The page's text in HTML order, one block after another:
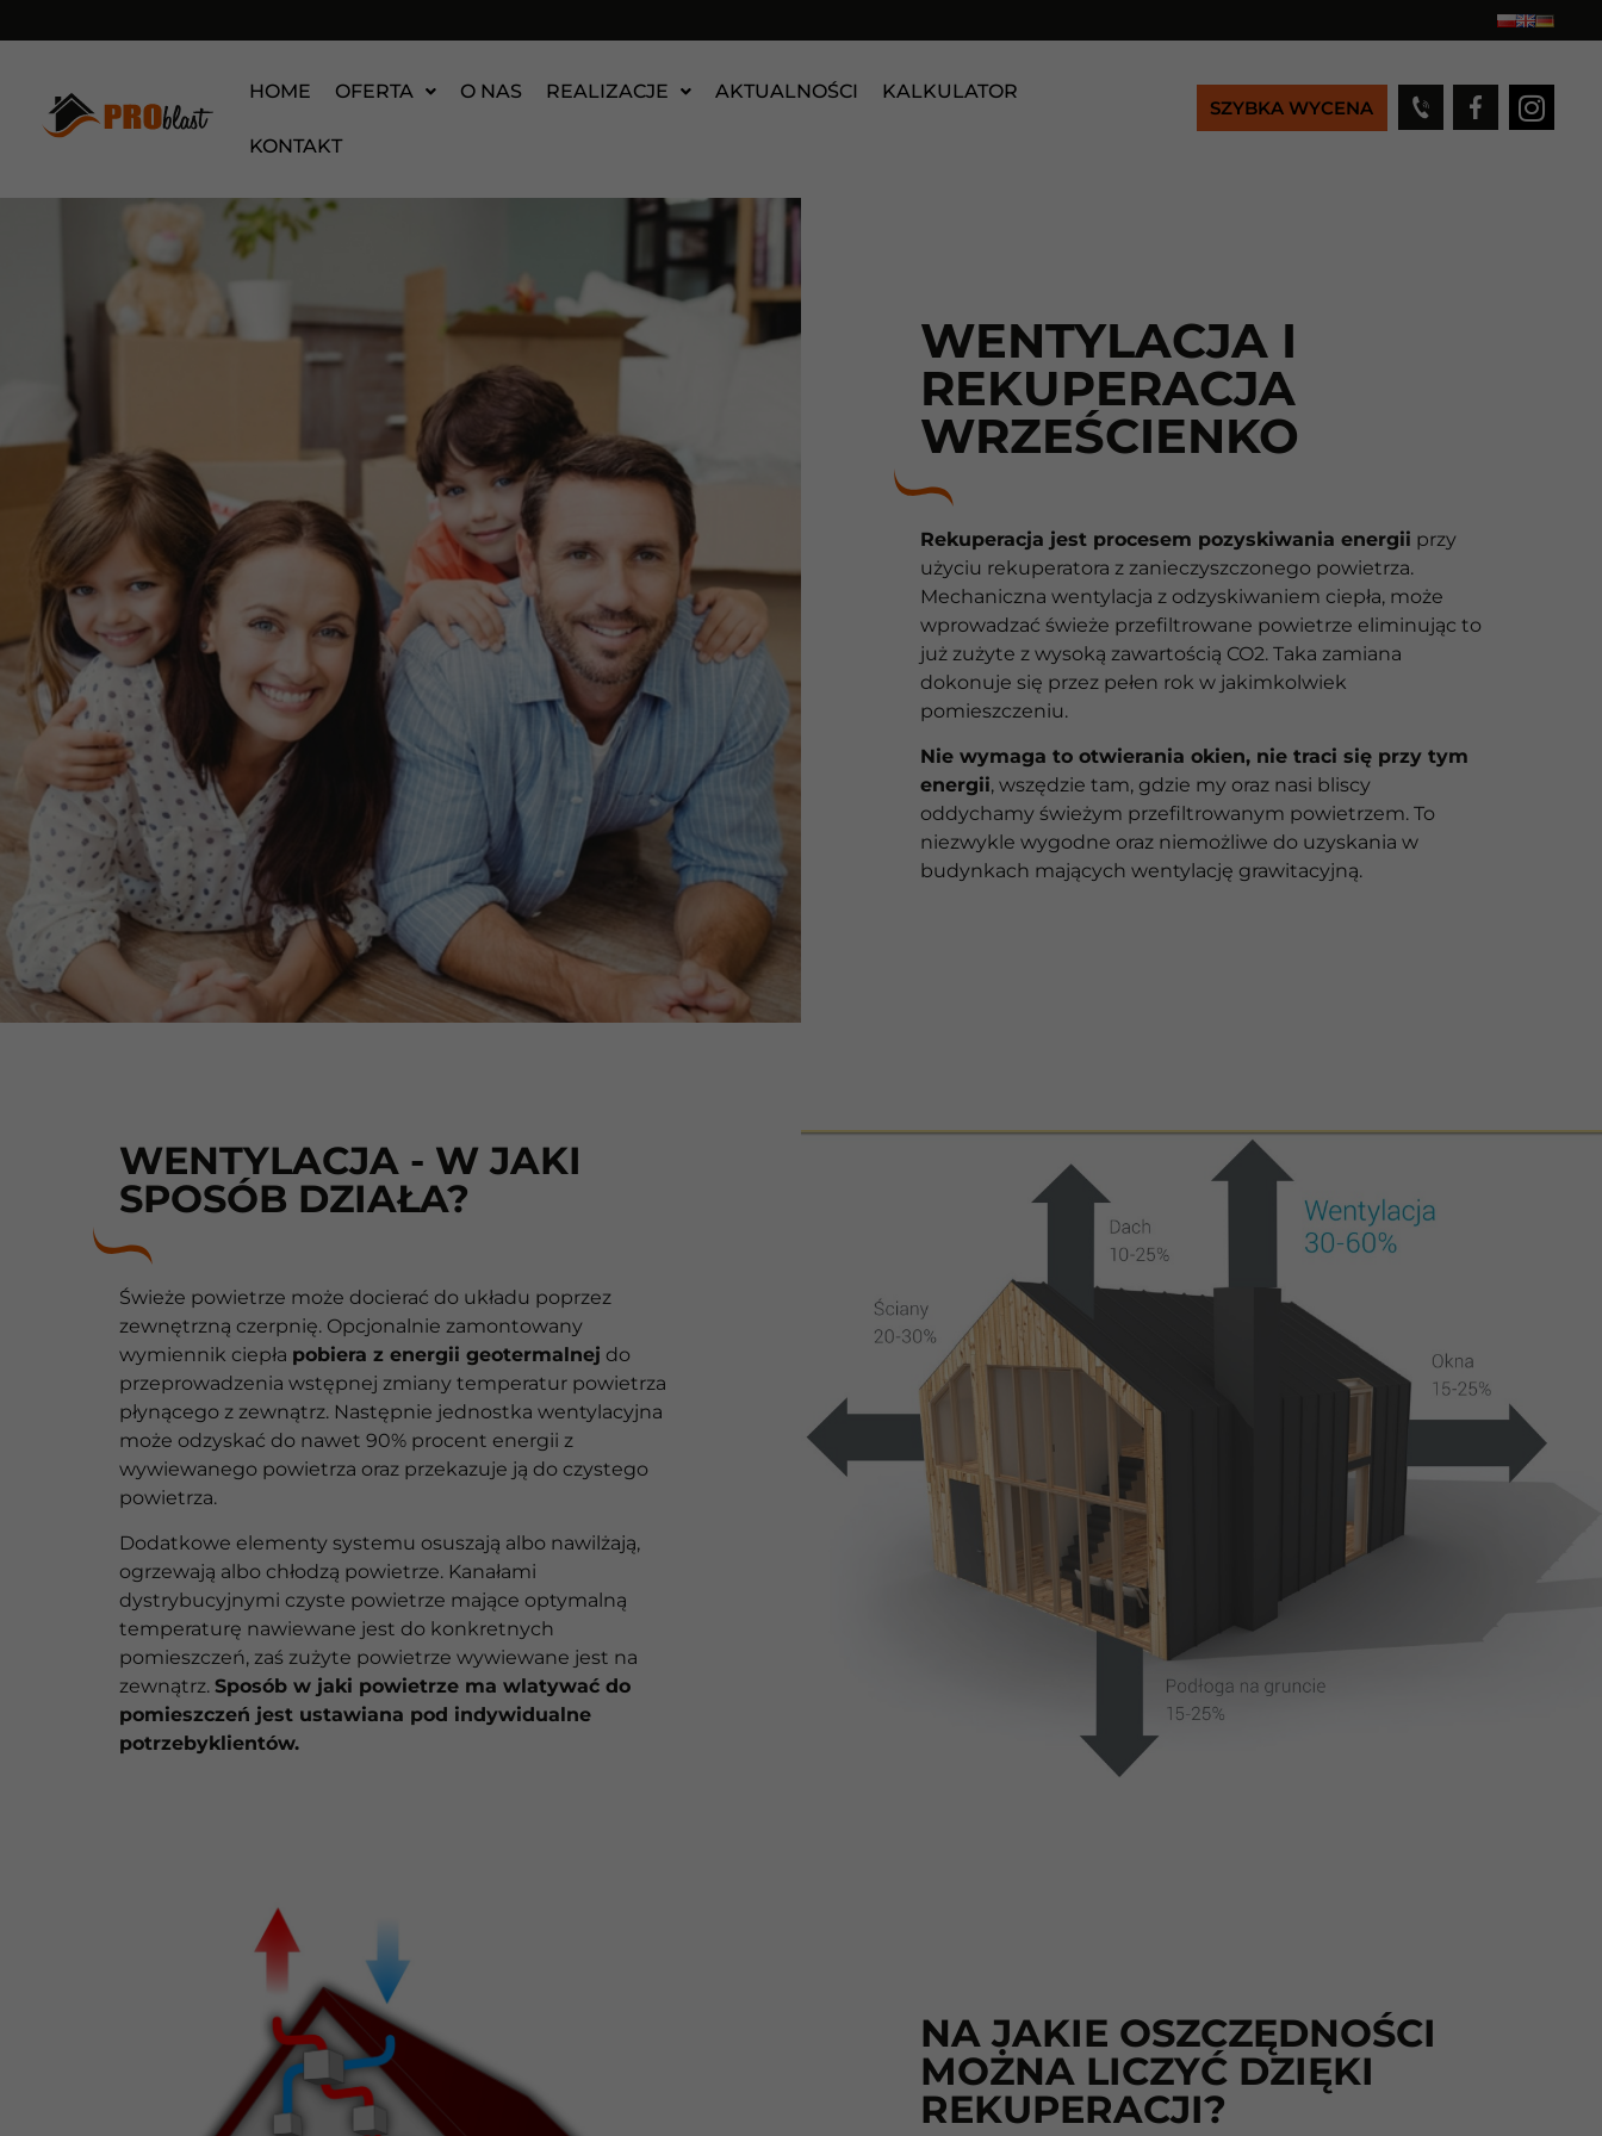
HOME OFERTA O NAS REALIZACJE AKTUALNOŚCI KALKULATOR
KONTAKT
SZYBKA WYCENA
WENTYLACJA I
REKUPERACJA
WRZEŚCIENKO
Rekuperacja jest procesem pozyskiwania energii przy
użyciu rekuperatora z zanieczyszczonego powietrza.
Mechaniczna wentylacja z odzyskiwaniem ciepła, może
wprowadzać świeże przefiltrowane powietrze eliminując to
już zużyte z wysoką zawartością CO2. Taka zamiana
dokonuje się przez pełen rok w jakimkolwiek
pomieszczeniu.
Nie wymaga to otwierania okien, nie traci się przy tym
energii, wszędzie tam, gdzie my oraz nasi bliscy
oddychamy świeżym przefiltrowanym powietrzem. To
niezwykle wygodne oraz niemożliwe do uzyskania w
budynkach mających wentylację grawitacyjną.
WENTYLACJA - W JAKI
SPOSÓB DZIAŁA?
Świeże powietrze może docierać do układu poprzez
zewnętrzną czerpnię. Opcjonalnie zamontowany
wymiennik ciepła pobiera z energii geotermalnej do
przeprowadzenia wstępnej zmiany temperatur powietrza
płynącego z zewnątrz. Następnie jednostka wentylacyjna
może odzyskać do nawet 90% procent energii z
wywiewanego powietrza oraz przekazuje ją do czystego
powietrza.
Dodatkowe elementy systemu osuszają albo nawilżają,
ogrzewają albo chłodzą powietrze. Kanałami
dystrybucyjnymi czyste powietrze mające optymalną
temperaturę nawiewane jest do konkretnych
pomieszczeń, zaś zużyte powietrze wywiewane jest na
zewnątrz. Sposób w jaki powietrze ma wlatywać do
pomieszczeń jest ustawiana pod indywidualne
potrzebyklientów.
NA JAKIE OSZCZĘDNOŚCI
MOŻNA LICZYĆ DZIĘKI
REKUPERACJI?